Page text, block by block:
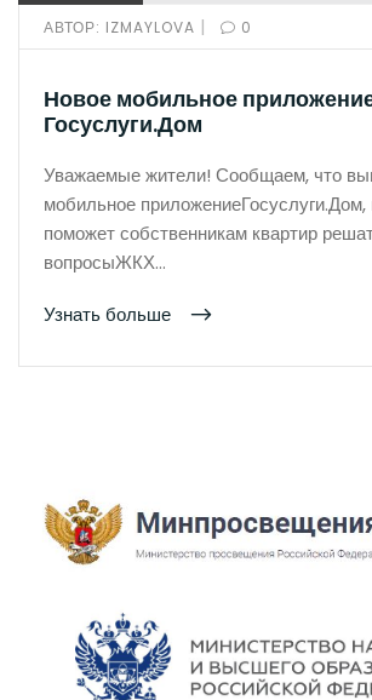
АВТОР: IZMAYLOVA | 0
Новое мобильное
Госуслуги.Дом
Уважаемые жители! Сообщаем, что
мобильное приложениеГосуслуги.Дом,
поможет собственникам квартир
вопросыЖКХ…
Узнать больше